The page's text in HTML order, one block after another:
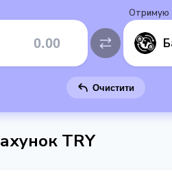
Отримую
Очистити
TRY